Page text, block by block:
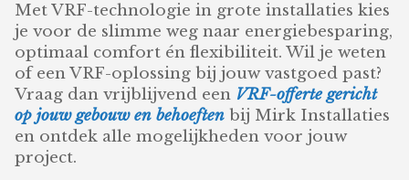
Met VRF-technologie in grote installaties kies
je voor de slimme weg naar energiebesparing,
optimaal comfort én flexibiliteit. Wil je weten
of een VRF-oplossing bij jouw vastgoed past?
Vraag dan vrijblijvend een VRF-offerte gericht
op jouw gebouw en behoeften bij Mirk Installaties
en ontdek alle mogelijkheden voor jouw
project.